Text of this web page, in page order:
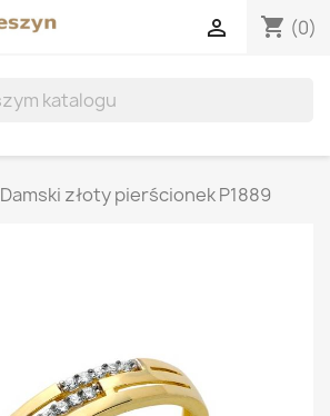
shopping_cart (0)

Damski złoty pierścionek P1889